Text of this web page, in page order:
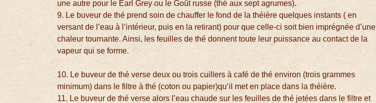
une autre pour le Earl Grey ou le Goût russe (thé aux sept agrumes).
9. Le buveur de thé prend soin de chauffer le fond de la théière quelques instants ( en
versant de l’eau à l’intérieur, puis en la retirant) pour que celle-ci soit bien imprégnée d’une
chaleur tournante. Ainsi, les feuilles de thé donnent toute leur puissance au contact de la
vapeur qui se forme.
10. Le buveur de thé verse deux ou trois cuillers à café de thé environ (trois grammes
minimum) dans le filtre à thé (coton ou papier)qu’il met en place dans la théière.
11. Le buveur de thé verse alors l’eau chaude sur les feuilles de thé jetées dans le filtre et